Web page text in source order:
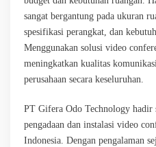
sangat bergantung pada ukuran
spesifikasi perangkat, dan
Menggunakan solusi video
meningkatkan kualitas
perusahaan secara keseluruhan.
PT Gifera Odo Technology hadir
pengadaan dan instalasi video
Indonesia. Dengan pengalaman